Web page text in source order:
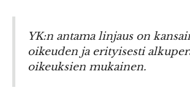
YK:n antama linjaus on
oikeuden ja erityisesti
oikeuksien mukainen.